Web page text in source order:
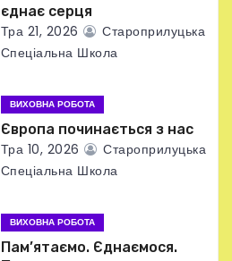
єднає серця
Тра 21, 2026
Староприлуцька
Спеціальна Школа
ВИХОВНА РОБОТА
Європа починається з нас
Тра 10, 2026
Староприлуцька
Спеціальна Школа
ВИХОВНА РОБОТА
Пам’ятаємо. Єднаємося.